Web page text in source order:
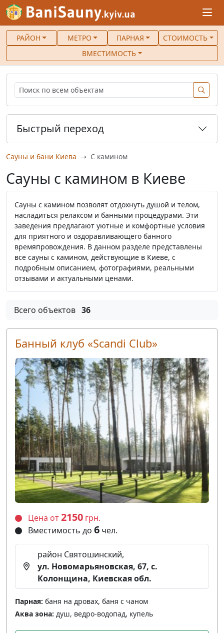
РАЙОН МЕТРО ПАРНАЯ
СТОИМОСТЬ
ВМЕСТИМОСТЬ
Сауны и бани Киева С камином
Сауны с камином в Киеве
Сауны с камином позволят отдохнуть душой и телом,
насладиться релаксом и банными процедурами. Эти
заведения предлагают уютные и комфортные условия
для приятного и оздоравливающего банного
времяпровождения. В данном разделе представлены
все сауны с камином, действующие в Киеве, с
подробным описанием, фотографиями, реальными
отзывами и актуальными ценами.
Всего объектов 36
Банный клуб «Scandi Club»
Цена от2150 грн.
Вместимость до 6 чел.
район Святошинский,
ул. Новомарьяновская, 67, с.
Колонщина, Киевская обл.
Парная: баня на дровах, баня с чаном
Аква зона: душ, ведро-водопад, купель
Быстрый переход